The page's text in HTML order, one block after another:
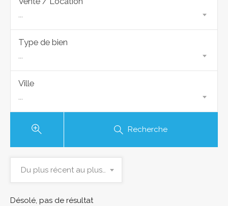
...
Type de bien
...
Ville
...
Recherche
Du plus récent au plus ancien
Désolé, pas de résultat